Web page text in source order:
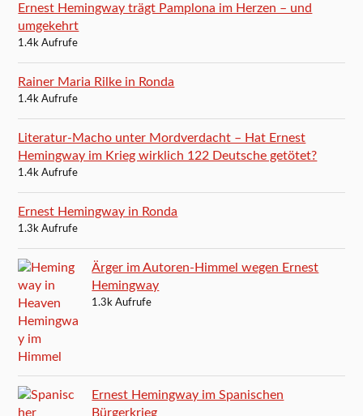
Ernest Hemingway trägt Pamplona im Herzen – und
umgekehrt
1.4k Aufrufe
Rainer Maria Rilke in Ronda
1.4k Aufrufe
Literatur-Macho unter Mordverdacht – Hat Ernest
Hemingway im Krieg wirklich 122 Deutsche getötet?
1.4k Aufrufe
Ernest Hemingway in Ronda
1.3k Aufrufe
Ärger im Autoren-Himmel wegen Ernest
Hemingway
1.3k Aufrufe
Ernest Hemingway im Spanischen
Bürgerkrieg